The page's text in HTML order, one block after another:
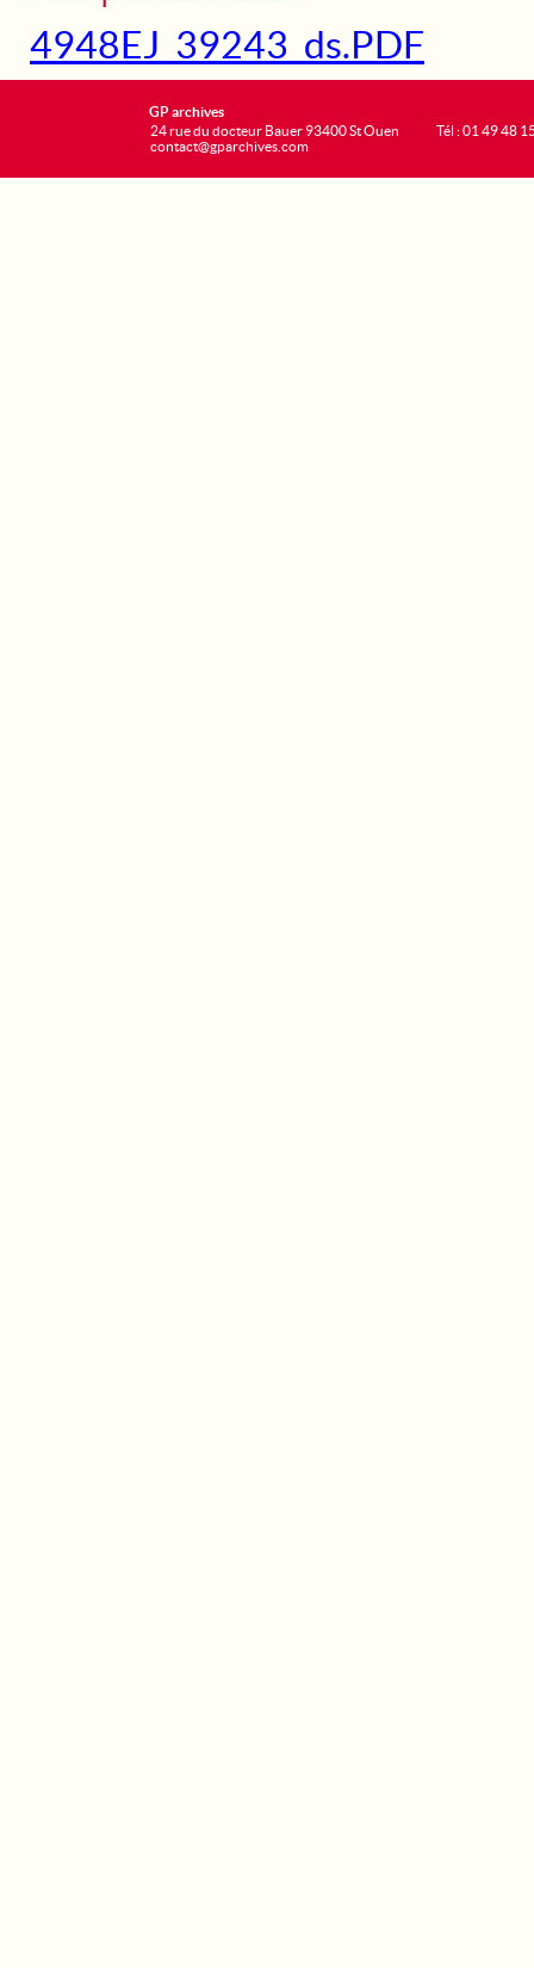
4948EJ_39243_ds.PDF
GP archives
24 rue du docteur Bauer 93400 St Ouen
contact@gparchives.com
Tél : 01 49 48